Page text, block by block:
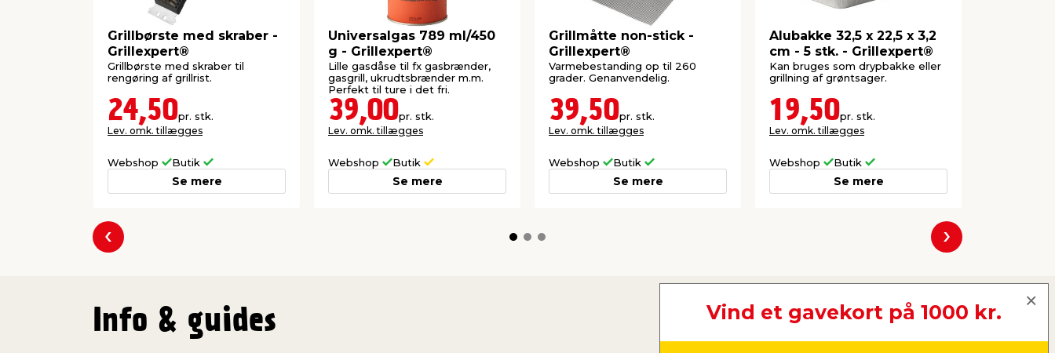
Grillbørste med skraber -
Grillexpert®
Grillbørste med skraber til
rengøring af grillrist.
24,50pr. stk.
Lev. omk. tillægges
Webshop Butik
Se mere
Universalgas 789 ml/450
g - Grillexpert®
Lille gasdåse til fx gasbrænder,
gasgrill, ukrudtsbrænder m.m.
Perfekt til ture i det fri.
39,00pr. stk.
Lev. omk. tillægges
Webshop Butik
Se mere
Grillmåtte non-stick -
Grillexpert®
Varmebestanding op til 260
grader. Genanvendelig.
39,50pr. stk.
Lev. omk. tillægges
Webshop Butik
Se mere
Alubakke 32,5 x 22,5 x 3,2
cm - 5 stk. - Grillexpert®
Kan bruges som drypbakke eller
grillning af grøntsager.
19,50pr. stk.
Lev. omk. tillægges
Webshop Butik
Se mere
Forrige Næste
Info & guides Vind et gavekort på 1000 kr.